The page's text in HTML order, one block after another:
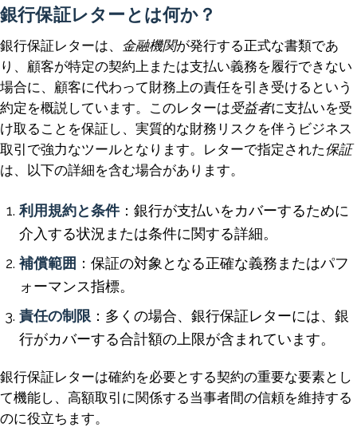
銀行保証レターとは何か？
銀行保証レターは、 金融機関が発行する正式な書類であ
り、顧客が特定の契約上または支払い義務を履行できない
場合に、顧客に代わって財務上の責任を引き受けるという
約定を概説しています。このレターは受益者に支払いを受
け取ることを保証し、実質的な財務リスクを伴うビジネス
取引で強力なツールとなります。レターで指定された保証
は、以下の詳細を含む場合があります。
利用規約と条件：銀行が支払いをカバーするために
介入する状況または条件に関する詳細。
補償範囲 ：保証の対象となる正確な義務またはパフ
ォーマンス指標。
責任の制限 ：多くの場合、銀行保証レターには、銀
行がカバーする合計額の上限が含まれています。
銀行保証レターは確約を必要とする契約の重要な要素とし
て機能し、高額取引に関係する当事者間の信頼を維持する
のに役立ちます。